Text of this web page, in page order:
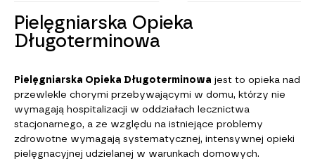
rehabilitacyjna
logopedyczna
terapia zajęciowa
Koszty świadczeń medycznych pokrywane są w
ramach kontrakty z NFZ.
wywiad pielęgniarski przeprowadzony przez
pielęgniarkę ubezpieczenia zdrowotnego albo
pielęgniarkę podmiotu leczniczego, w którym
do zakładu przebywa (załącznik nr 2 do
Rozporządzenia Ministra Zdrowia z dnia 25
czerwca 2012 r.);
zaświadczenie lekarskie (załącznik nr 2 do
Rozporządzenia Ministra Zdrowia z dnia 25
czerwca 2012 r.);
pielęgniarkę danego zakładu opiekuńczo-
leczniczego, w dniu przyjęcia świadczeniobiorcy do
zakładu oraz na koniec każdego miesiąca.
Pielęgniarska Opieka
Długoterminowa
Pielęgniarska Opieka Długoterminowa jest to opieka nad
przewlekle chorymi przebywającymi w domu, którzy nie
wymagają hospitalizacji w oddziałach lecznictwa
stacjonarnego, a ze względu na istniejące problemy
zdrowotne wymagają systematycznej, intensywnej opieki
pielęgnacyjnej udzielanej w warunkach domowych.